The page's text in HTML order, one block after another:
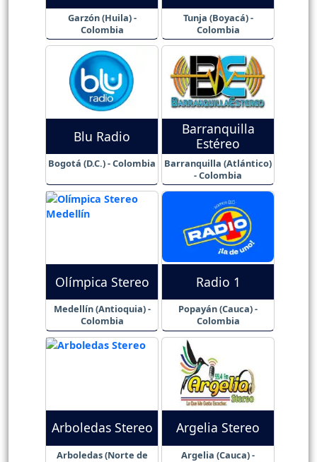
Garzón (Huila) -
Colombia
Tunja (Boyacá) -
Colombia
Blu Radio
Bogotá (D.C.) - Colombia
Barranquilla
Estéreo
Barranquilla (Atlántico)
- Colombia
Olímpica Stereo
Medellín (Antioquia) -
Colombia
Radio 1
Popayán (Cauca) -
Colombia
Arboledas Stereo
Arboledas (Norte de
Argelia Stereo
Argelia (Cauca) -